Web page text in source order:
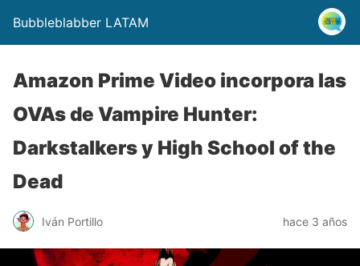
Bubbleblabber LATAM
Amazon Prime Video incorpora las
OVAs de Vampire Hunter:
Darkstalkers y High School of the
Dead
Iván Portillo hace 3 años